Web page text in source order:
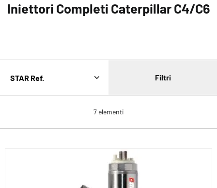
Iniettori Completi Caterpillar C4/C6
7elementi
Filtri